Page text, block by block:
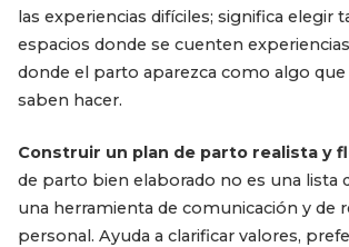
las experiencias difíciles; significa elegir
espacios donde se cuenten
donde el parto aparezca como algo
saben hacer.
Construir un plan de parto realista y
de parto bien elaborado no es una lista
una herramienta de comunicación y de
personal. Ayuda a clarificar valores,